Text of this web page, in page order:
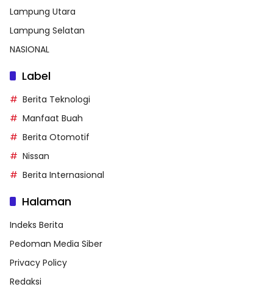
Lampung Utara
Lampung Selatan
NASIONAL
Label
Berita Teknologi
Manfaat Buah
Berita Otomotif
Nissan
Berita Internasional
Halaman
Indeks Berita
Pedoman Media Siber
Privacy Policy
Redaksi